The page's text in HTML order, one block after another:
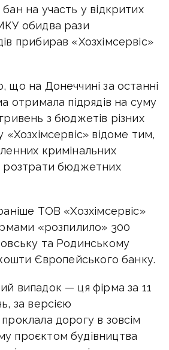
на участь у відкритих
обидва рази
прибирав «Хозхімсервіс»
що на Донеччині за останні
отримала підрядів на суму
з бюджетів різних
«Хозхімсервіс» відоме тим,
кримінальних
розтрати бюджетних
ТОВ «Хозхімсервіс»
«розпилило» 300
та Родинському
кошти Європейського банку.
випадок — ця фірма за 11
за версією
дорогу в зовсім
проєктом будівництва